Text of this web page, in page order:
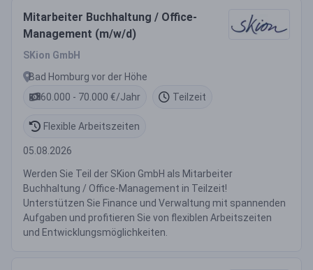
Mitarbeiter Buchhaltung / Office-
Management (m/w/d)
SKion GmbH
Bad Homburg vor der Höhe
60.000 - 70.000 €/Jahr
Teilzeit
Flexible Arbeitszeiten
05.08.2026
Werden Sie Teil der SKion GmbH als Mitarbeiter
Buchhaltung / Office-Management in Teilzeit!
Unterstützen Sie Finance und Verwaltung mit spannenden
Aufgaben und profitieren Sie von flexiblen Arbeitszeiten
und Entwicklungsmöglichkeiten.